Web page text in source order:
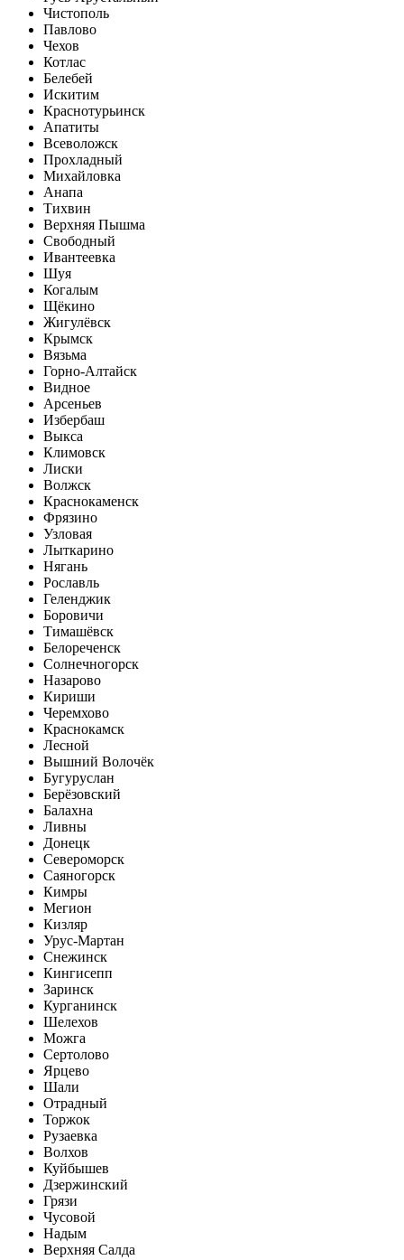
Чистополь
Павлово
Чехов
Котлас
Белебей
Искитим
Краснотурьинск
Апатиты
Всеволожск
Прохладный
Михайловка
Анапа
Тихвин
Верхняя Пышма
Свободный
Ивантеевка
Шуя
Когалым
Щёкино
Жигулёвск
Крымск
Вязьма
Горно-Алтайск
Видное
Арсеньев
Избербаш
Выкса
Климовск
Лиски
Волжск
Краснокаменск
Фрязино
Узловая
Лыткарино
Нягань
Рославль
Геленджик
Боровичи
Тимашёвск
Белореченск
Солнечногорск
Назарово
Кириши
Черемхово
Краснокамск
Лесной
Вышний Волочёк
Бугуруслан
Берёзовский
Балахна
Ливны
Донецк
Североморск
Саяногорск
Кимры
Мегион
Кизляр
Урус-Мартан
Снежинск
Кингисепп
Заринск
Курганинск
Шелехов
Можга
Сертолово
Ярцево
Шали
Отрадный
Торжок
Рузаевка
Волхов
Куйбышев
Дзержинский
Грязи
Чусовой
Надым
Верхняя Салда